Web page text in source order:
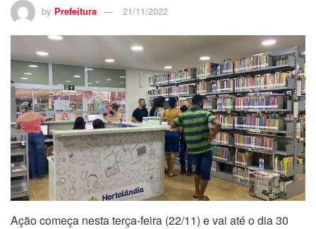
by Prefeitura 21/11/2022
Ação começa nesta terça-feira (22/11) e vai até o dia 30